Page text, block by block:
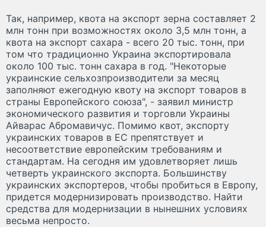
Так, например, квота на экспорт зерна составляет 2
млн тонн при возможностях около 3,5 млн тонн, а
квота на экспорт сахара - всего 20 тыс. тонн, при
том что традиционно Украина экспортировала
около 100 тыс. тонн сахара в год. "Некоторые
украинские сельхозпроизводители за месяц
заполняют ежегодную квоту на экспорт товаров в
страны Европейского союза", - заявил министр
экономического развития и торговли Украины
Айварас Абромавичус. Помимо квот, экспорту
украинских товаров в ЕС препятствует и
несоответствие европейским требованиям и
стандартам. На сегодня им удовлетворяет лишь
четверть украинского экспорта. Большинству
украинских экспортеров, чтобы пробиться в Европу,
придется модернизировать производство. Найти
средства для модернизации в нынешних условиях
весьма непросто.